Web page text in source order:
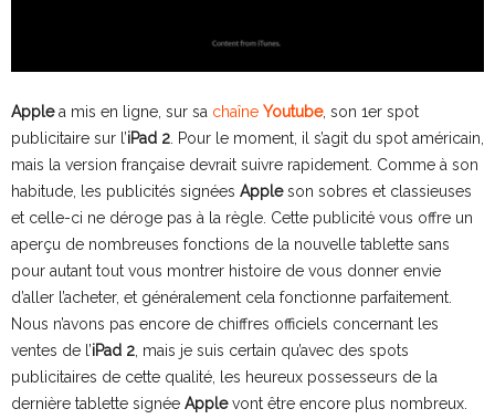
Applea mis en ligne, sur sa chaîne Youtube, son 1er spot
publicitaire sur l’iPad 2 . Pour le moment, il s’agit du spot américain,
mais la version française devrait suivre rapidement. Comme à son
habitude, les publicités signées Appleson sobres et classieuses
et celle-ci ne déroge pas à la règle. Cette publicité vous offre un
aperçu de nombreuses fonctions de la nouvelle tablette sans
pour autant tout vous montrer histoire de vous donner envie
d’aller l’acheter, et généralement cela fonctionne parfaitement.
Nous n’avons pas encore de chiffres officiels concernant les
ventes de l’iPad 2 , mais je suis certain qu’avec des spots
publicitaires de cette qualité, les heureux possesseurs de la
dernière tablette signée Applevont être encore plus nombreux.